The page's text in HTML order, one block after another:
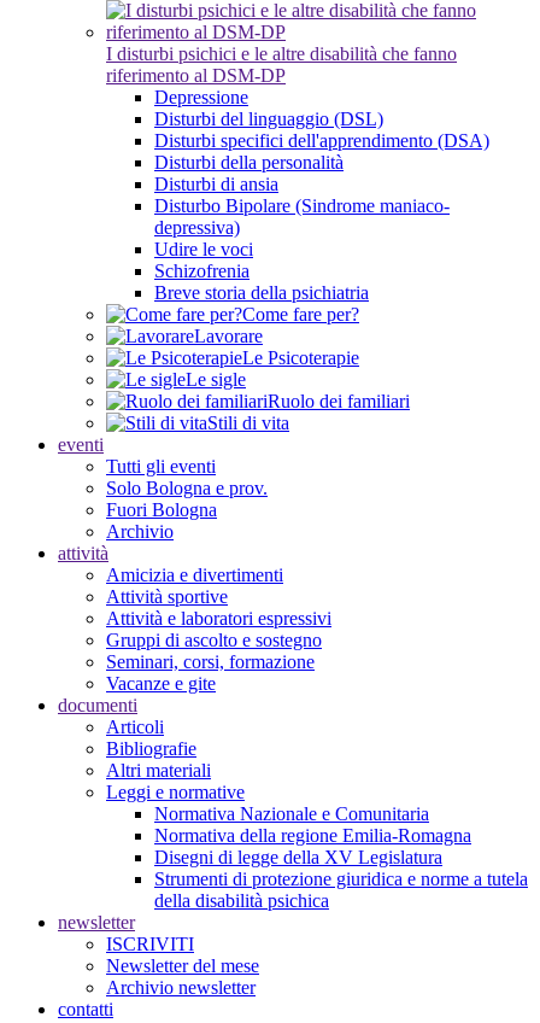
I disturbi psichici e le altre disabilità che fanno
riferimento al DSM-DP
Depressione
Disturbi del linguaggio (DSL)
Disturbi specifici dell'apprendimento (DSA)
Disturbi della personalità
Disturbi di ansia
Disturbo Bipolare (Sindrome maniaco-
depressiva)
Udire le voci
Schizofrenia
Breve storia della psichiatria
Come fare per?
Lavorare
Le Psicoterapie
Le sigle
Ruolo dei familiari
Stili di vita
eventi
Tutti gli eventi
Solo Bologna e prov.
Fuori Bologna
Archivio
attività
Amicizia e divertimenti
Attività sportive
Attività e laboratori espressivi
Gruppi di ascolto e sostegno
Seminari, corsi, formazione
Vacanze e gite
documenti
Articoli
Bibliografie
Altri materiali
Leggi e normative
Normativa Nazionale e Comunitaria
Normativa della regione Emilia-Romagna
Disegni di legge della XV Legislatura
Strumenti di protezione giuridica e norme a tutela
della disabilità psichica
newsletter
ISCRIVITI
Newsletter del mese
Archivio newsletter
contatti